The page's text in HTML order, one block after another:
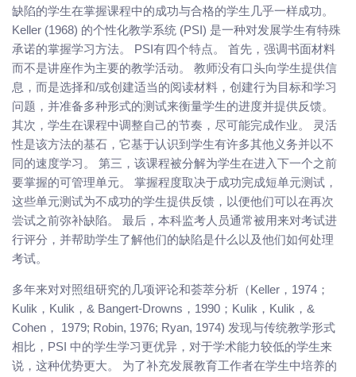
缺陷的学生在掌握课程中的成功与合格的学生几乎一样成功。
Keller (1968) 的个性化教学系统 (PSI) 是一种对发展学生有特殊
承诺的掌握学习方法。 PSI有四个特点。 首先，强调书面材料
而不是讲座作为主要的教学活动。 教师没有口头向学生提供信
息，而是选择和/或创建适当的阅读材料，创建行为目标和学习
问题，并准备多种形式的测试来衡量学生的进度并提供反馈。
其次，学生在课程中调整自己的节奏，尽可能完成作业。 灵活
性是该方法的基石，它基于认识到学生有许多其他义务并以不
同的速度学习。 第三，该课程被分解为学生在进入下一个之前
要掌握的可管理单元。 掌握程度取决于成功完成短单元测试，
这些单元测试为不成功的学生提供反馈，以便他们可以在再次
尝试之前弥补缺陷。 最后，本科监考人员通常被用来对考试进
行评分，并帮助学生了解他们的缺陷是什么以及他们如何处理
考试。
多年来对对照组研究的几项评论和荟萃分析（Keller，1974；
Kulik，Kulik，& Bangert-Drowns，1990；Kulik，Kulik，&
Cohen， 1979; Robin, 1976; Ryan, 1974) 发现与传统教学形式
相比，PSI 中的学生学习更优异，对于学术能力较低的学生来
说，这种优势更大。 为了补充发展教育工作者在学生中培养的